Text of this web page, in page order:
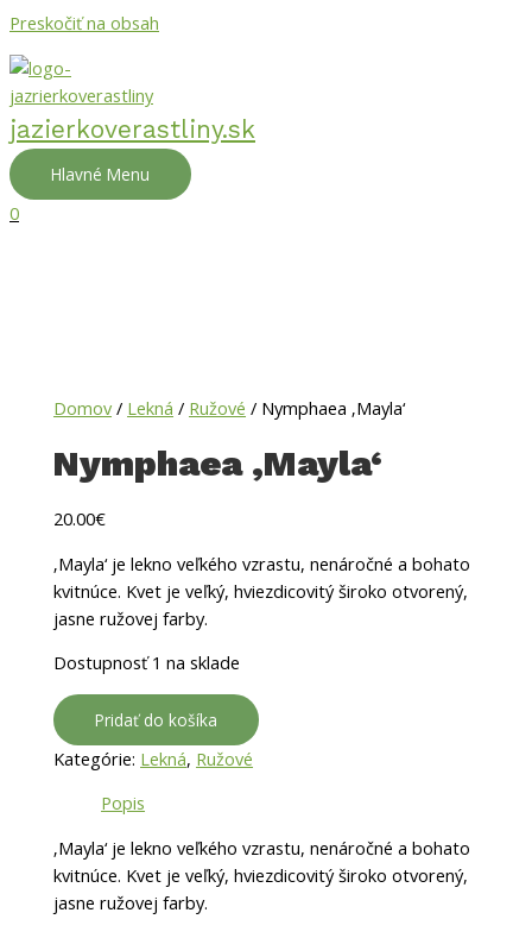
Preskočiť na obsah
jazierkoverastliny.sk
Hlavné Menu
0
Domov / Lekná / Ružové / Nymphaea ‚Mayla‘
Nymphaea ‚Mayla‘
20.00€
‚Mayla‘ je lekno veľkého vzrastu, nenáročné a bohato
kvitnúce. Kvet je veľký, hviezdicovitý široko otvorený,
jasne ružovej farby.
Dostupnosť 1 na sklade
Pridať do košíka
Kategórie: Lekná, Ružové
Popis
‚Mayla‘ je lekno veľkého vzrastu, nenáročné a bohato
kvitnúce. Kvet je veľký, hviezdicovitý široko otvorený,
jasne ružovej farby.